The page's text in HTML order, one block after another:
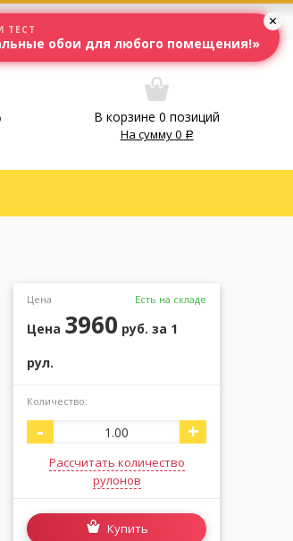
В корзине 0 позиций
На сумму0
Цена Есть на складе
Цена 3960 руб. за 1
рул.
Количество:
- +
Рассчитать количество
рулонов
Купить
ТЕСТ
обои для любого помещения!»